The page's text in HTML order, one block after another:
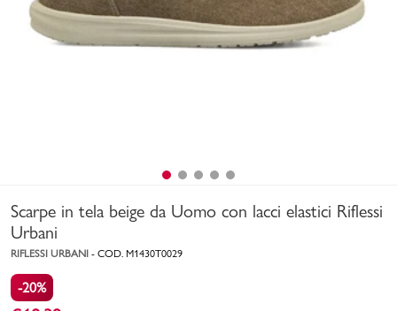
Uomo Bambino
Marchi
Scarpe in tela beige da Uomo con lacci elastici Riflessi
Urbani
RIFLESSI URBANI - COD. M1430T0029
-20%